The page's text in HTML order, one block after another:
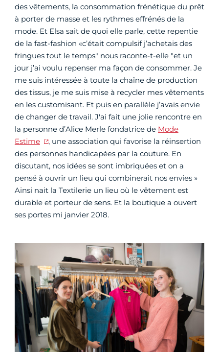
des vêtements, la consommation frénétique du prêt
à porter de masse et les rythmes effrénés de la
mode. Et Elsa sait de quoi elle parle, cette repentie
de la fast-fashion «c’était compulsif j’achetais des
fringues tout le temps" nous raconte-t-elle "et un
jour j’ai voulu repenser ma façon de consommer. Je
me suis intéressée à toute la chaîne de production
des tissus, je me suis mise à recycler mes vêtements
en les customisant. Et puis en parallèle j’avais envie
de changer de travail. J'ai fait une jolie rencontre en
la personne d’Alice Merle fondatrice de Mode
Estime
, une association qui favorise la réinsertion
des personnes handicapées par la couture. En
discutant, nos idées se sont imbriquées et on a
pensé à ouvrir un lieu qui combinerait nos envies »
Ainsi nait la Textilerie un lieu où le vêtement est
durable et porteur de sens. Et la boutique a ouvert
ses portes mi janvier 2018.